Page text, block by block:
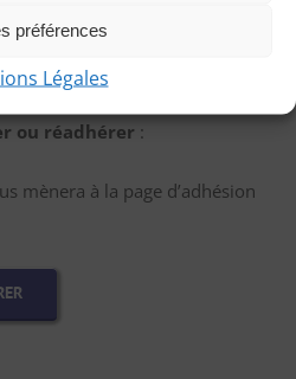
préférences
Légales
ou réadhérer :
mènera à la page d’adhésion